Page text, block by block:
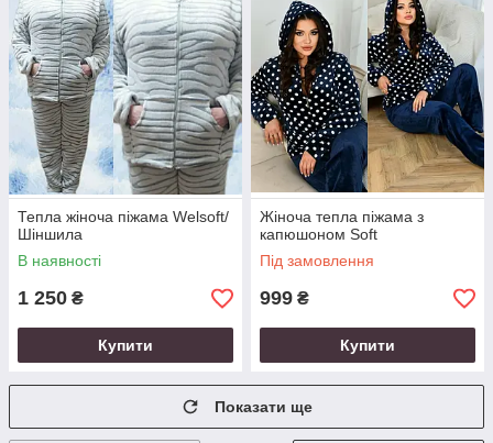
Тепла жіноча піжама Welsoft/
Шіншила
В наявності
1 250 ₴
Купити
Жіноча тепла піжама з
капюшоном Soft
Під замовлення
999 ₴
Купити
Показати ще